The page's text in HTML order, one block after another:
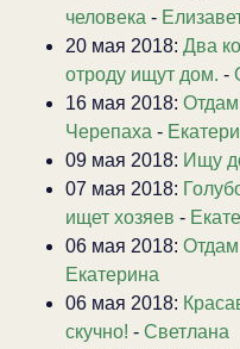
человека -
20 мая 2018: Два
отроду ищут дом. -
16 мая 2018: Отдам
Черепаха -
09 мая 2018: Ищу
07 мая 2018:
ищет хозяев -
06 мая 2018: Отдам
Екатерина
06 мая 2018:
скучно! - Светлана